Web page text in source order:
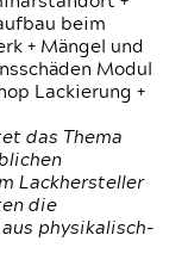
beim
+ Mängel und
Modul
Lackierung +
das Thema
Lackhersteller
die
physikalisch-